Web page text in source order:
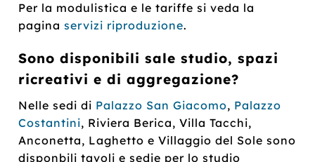
Per la modulistica e le tariffe si veda la
paginaservizi riproduzione.
Sono disponibili sale studio, spazi
ricreativi e di aggregazione?
Nelle sedi di Palazzo San Giacomo, Palazzo
Costantini, Riviera Berica, Villa Tacchi,
Anconetta, Laghetto e Villaggio del Sole sono
disponbili tavoli e sedie per lo studio